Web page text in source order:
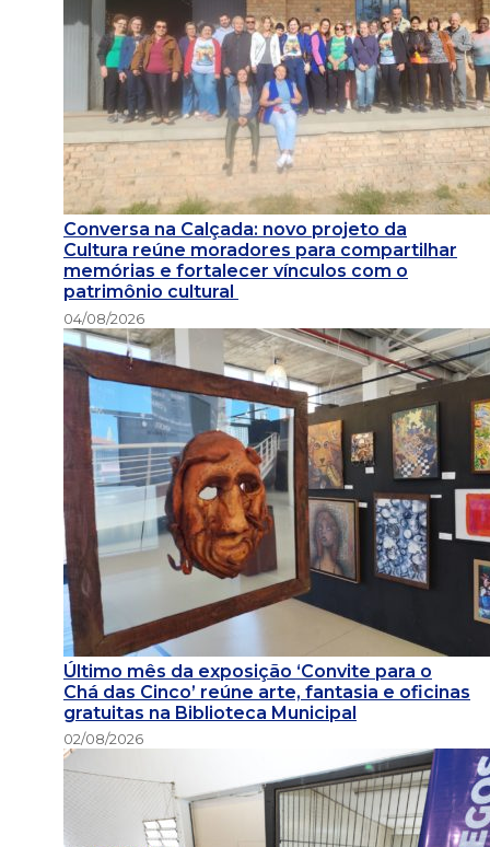
Conversa na Calçada: novo projeto da
Cultura reúne moradores para compartilhar
memórias e fortalecer vínculos com o
patrimônio cultural
04/08/2026
Último mês da exposição ‘Convite para o
Chá das Cinco’ reúne arte, fantasia e oficinas
gratuitas na Biblioteca Municipal
02/08/2026